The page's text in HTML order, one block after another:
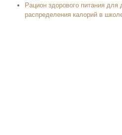
Рацион здорового питания для
распределения калорий в